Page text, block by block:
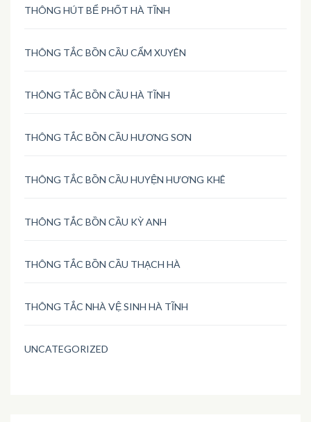
THÔNG HÚT BỂ PHỐT HÀ TĨNH
THÔNG TẮC BỒN CẦU CẨM XUYÊN
THÔNG TẮC BỒN CẦU HÀ TĨNH
THÔNG TẮC BỒN CẦU HƯƠNG SƠN
THÔNG TẮC BỒN CẦU HUYỆN HƯƠNG KHÊ
THÔNG TẮC BỒN CẦU KỲ ANH
THÔNG TẮC BỒN CẦU THẠCH HÀ
THÔNG TẮC NHÀ VỆ SINH HÀ TĨNH
UNCATEGORIZED